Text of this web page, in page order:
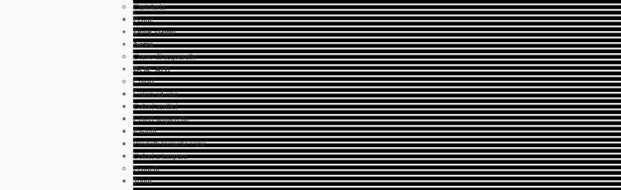
Cartoleria
Penne
Dove siamo
News
Corso di acquerello
Belle Arti
Colori
Colori ad olio
Colori acrilici
Colori acquerello
Pastelli
Prodotti tecniche varie
Colori a tempera
Pennelli
Tondi